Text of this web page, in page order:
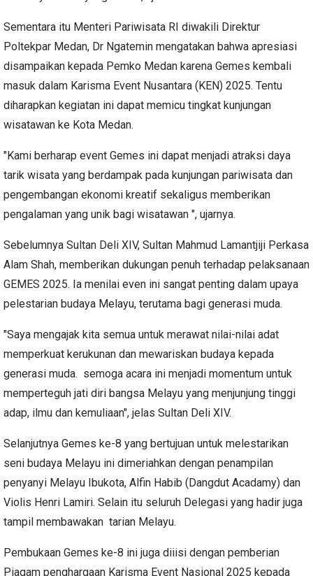
Sementara itu Menteri Pariwisata RI diwakili Direktur
Poltekpar Medan, Dr Ngatemin mengatakan bahwa apresiasi
disampaikan kepada Pemko Medan karena Gemes kembali
masuk dalam Karisma Event Nusantara (KEN) 2025. Tentu
diharapkan kegiatan ini dapat memicu tingkat kunjungan
wisatawan ke Kota Medan.
"Kami berharap event Gemes ini dapat menjadi atraksi daya
tarik wisata yang berdampak pada kunjungan pariwisata dan
pengembangan ekonomi kreatif sekaligus memberikan
pengalaman yang unik bagi wisatawan ", ujarnya.
Sebelumnya Sultan Deli XIV, Sultan Mahmud Lamantjiji Perkasa
Alam Shah, memberikan dukungan penuh terhadap pelaksanaan
GEMES 2025. Ia menilai even ini sangat penting dalam upaya
pelestarian budaya Melayu, terutama bagi generasi muda.
"Saya mengajak kita semua untuk merawat nilai-nilai adat
memperkuat kerukunan dan mewariskan budaya kepada
generasi muda. semoga acara ini menjadi momentum untuk
memperteguh jati diri bangsa Melayu yang menjunjung tinggi
adap, ilmu dan kemuliaan", jelas Sultan Deli XIV.
Selanjutnya Gemes ke-8 yang bertujuan untuk melestarikan
seni budaya Melayu ini dimeriahkan dengan penampilan
penyanyi Melayu Ibukota, Alfin Habib (Dangdut Acadamy) dan
Violis Henri Lamiri. Selain itu seluruh Delegasi yang hadir juga
tampil membawakan tarian Melayu.
Pembukaan Gemes ke-8 ini juga diiisi dengan pemberian
Piagam penghargaan Karisma Event Nasional 2025 kepada